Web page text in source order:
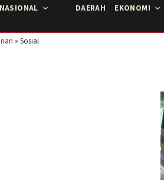
NASIONAL DAERAH EKONOMI
» Sosial